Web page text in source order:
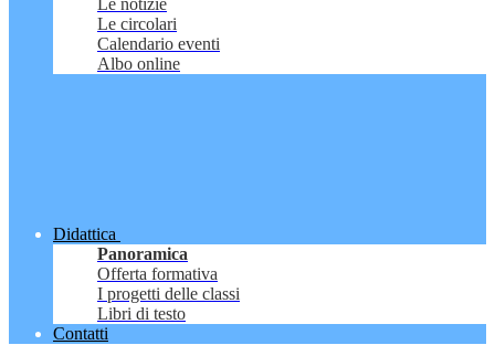
Le notizie
Le circolari
Calendario eventi
Albo online
Didattica
Panoramica
Offerta formativa
I progetti delle classi
Libri di testo
Contatti